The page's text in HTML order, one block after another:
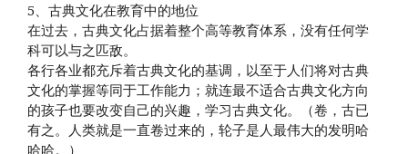
5、古典文化在教育中的地位
在过去，古典文化占据着整个高等教育体系，没有任何学
科可以与之匹敌。
各行各业都充斥着古典文化的基调，以至于人们将对古典
文化的掌握等同于工作能力；就连最不适合古典文化方向
的孩子也要改变自己的兴趣，学习古典文化。（卷，古已
有之。人类就是一直卷过来的，轮子是人最伟大的发明哈
哈哈。）